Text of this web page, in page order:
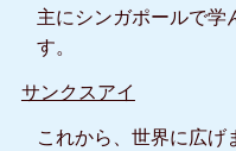
主にシンガポールで学
す。
サンクスアイ
これから、世界に広げ